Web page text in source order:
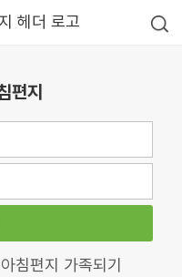
편지
아침편지 가족되기